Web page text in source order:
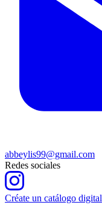
abbeylis99@gmail.com
Redes sociales
Créate un catálogo digital